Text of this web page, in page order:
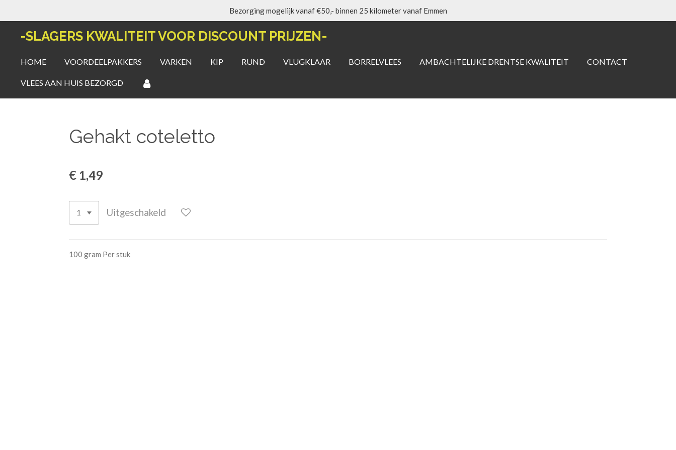
hoofdinhoud
Bezorging mogelijk vanaf €50,- binnen 25 kilometer vanaf Emmen
-SLAGERS KWALITEIT VOOR DISCOUNT PRIJZEN-
HOME VOORDEELPAKKERS VARKEN KIP RUND VLUGKLAAR BORRELVLEES AMBACHTELIJKE DRENTSE KWALITEIT CONTACT
VLEES AAN HUIS BEZORGD
Gehakt coteletto
€ 1,49
Uitgeschakeld
100 gram Per stuk